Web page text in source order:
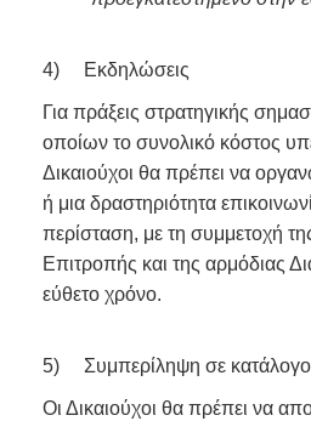
4) Εκδηλώσεις
Για πράξεις στρατηγικής
οποίων το συνολικό κόστος
Δικαιούχοι θα πρέπει να
ή μια δραστηριότητα
περίσταση, με τη συμμετοχή
Επιτροπής και της αρμόδιας
εύθετο χρόνο.
5) Συμπερίληψη σε
Οι Δικαιούχοι θα πρέπει να